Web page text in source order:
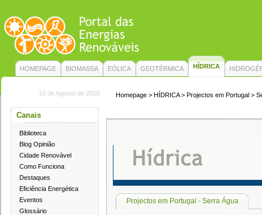
HOMEPAGE BIOMASSA EÓLICA GEOTÉRMICA HÍDRICA
10 de Agosto de 2026
Canais
Biblioteca
Blog Opinião
Cidade Renovável
Como Funciona
Destaques
Eficiência Energética
Eventos
Glossário
Homepage > HÍDRICA> Projectos em Portugal >
Projectos em Portugal - Serra Água